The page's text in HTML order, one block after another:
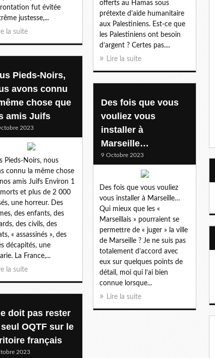
fut évitée
justesse,...
la suite
offerts au Hamas sous
prétexte d’aide humanitaire
aux Palestiniens. Est-ce que
les Palestiniens ont besoin
d’argent ? Certes pas....
Lire la suite
Pieds-Noirs,
avons connu
chose que
amis Juifs
2023
Pieds-Noirs, nous
connu la même chose
amis Juifs Environ 1
et plus de 2 000
une horreur. Des
des enfants, des
des civils, des
« assassinés », des
décapités, une
La France,...
la suite
Des fois que vous
vouliez vous
installer à
Marseille…
9 Octobre 2023
Des fois que vous vouliez
vous installer à Marseille…
Qui mieux que les «
Marseillais » pourraient se
permettre de « juger » la ville
de Marseille ? Je ne suis pas
totalement d’accord avec
eux sur quelques points de
détail, moi qui l’ai bien
connue lorsque...
Lire la suite
doit pas rester
OQTF sur le
français
2023